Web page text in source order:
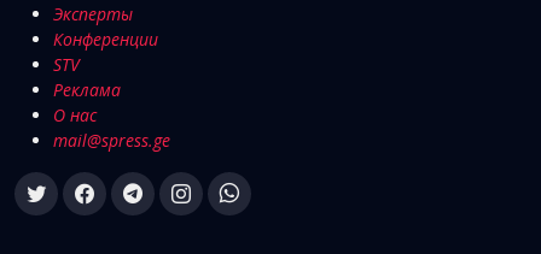
Эксперты
Конференции
STV
Реклама
О нас
mail@spress.ge